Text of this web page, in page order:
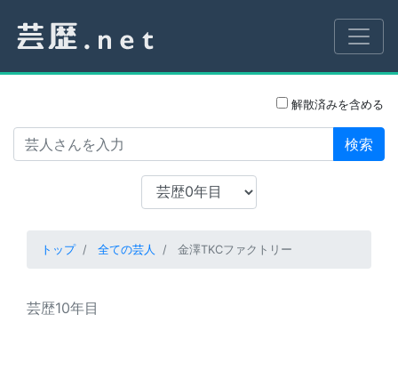
解散済みを含める
検索
トップ 全ての芸人 金澤TKCファクトリー
芸歴10年目